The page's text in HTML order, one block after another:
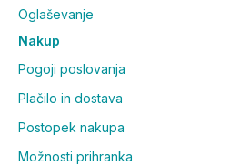
Oglaševanje
Nakup
Pogoji poslovanja
Plačilo in dostava
Postopek nakupa
Možnosti prihranka